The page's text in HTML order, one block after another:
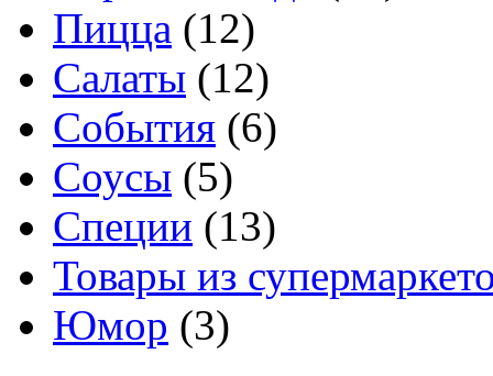
Пицца (12)
Салаты (12)
События (6)
Соусы (5)
Специи (13)
Товары из
Юмор (3)